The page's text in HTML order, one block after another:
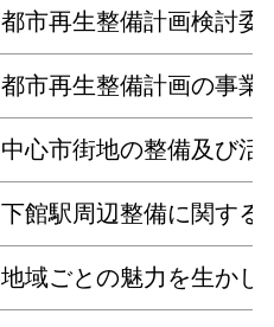
都市再生整備計画検討委
都市再生整備計画の事業
中心市街地の整備及び活
下館駅周辺整備に関する
地域ごとの魅力を生かし